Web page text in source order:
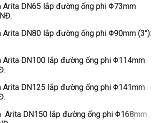
Arita DN65 lắp đường ống phi Φ73mm
Arita DN80 lắp đường ống phi Φ90mm (3″):
Arita DN100 lắp đường ống phi Φ114mm
Arita DN125 lắp đường ống phi Φ141mm
Arita DN150 lắp đường ống phi Φ168mm